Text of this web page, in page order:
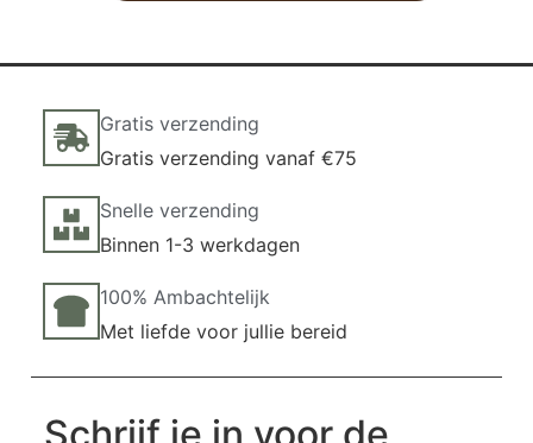
Gratis verzending
Gratis verzending vanaf €75
Snelle verzending
Binnen 1-3 werkdagen
100% Ambachtelijk
Met liefde voor jullie bereid